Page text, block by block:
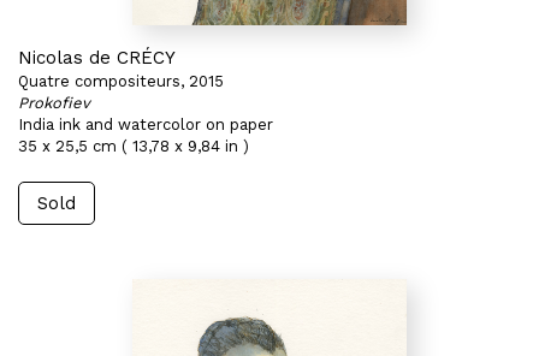
Nicolas de CRÉCY
Quatre compositeurs, 2015
Prokofiev
India ink and watercolor on paper
35 x 25,5 cm ( 13,78 x 9,84 in )
Sold